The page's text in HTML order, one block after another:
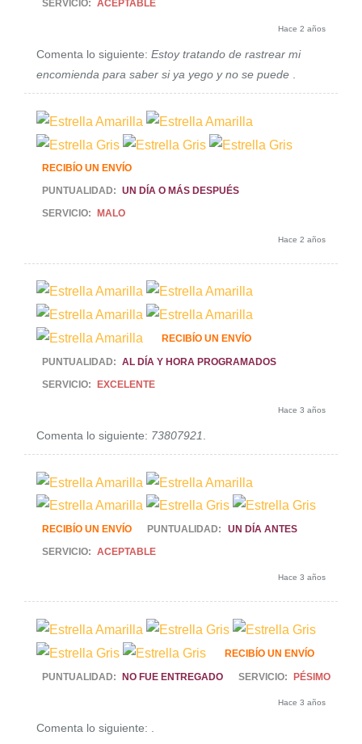
SERVICIO: ACEPTABLE
Hace 2 años
Comenta lo siguiente: Estoy tratando de rastrear mi
encomienda para saber si ya yego y no se puede
RECIBÍO UN ENVÍO
PUNTUALIDAD: UN DÍA O MÁS DESPUÉS
SERVICIO:
MALO
Hace 2 años
RECIBÍO UN ENVÍO
PUNTUALIDAD: AL DÍA Y HORA PROGRAMADOS
SERVICIO:
EXCELENTE
Hace 3 años
Comenta lo siguiente: 73807921
RECIBÍO UN ENVÍO PUNTUALIDAD:
UN DÍA ANTES
SERVICIO: ACEPTABLE
Hace 3 años
RECIBÍO UN ENVÍO
PUNTUALIDAD: NO FUE ENTREGADO SERVICIO: PÉSIMO
Hace 3 años
Comenta lo siguiente: